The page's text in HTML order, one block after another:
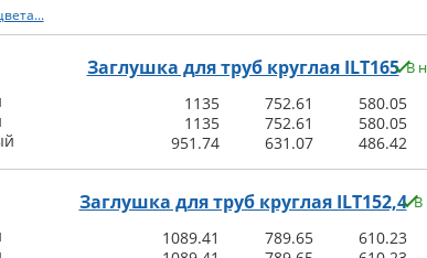
Заглушка для труб круглая ILT165 В
1135 752.61 580.05
1135 752.61 580.05
951.74 631.07 486.42
Заглушка для труб круглая ILT152,4 В
1089.41 789.65 610.23